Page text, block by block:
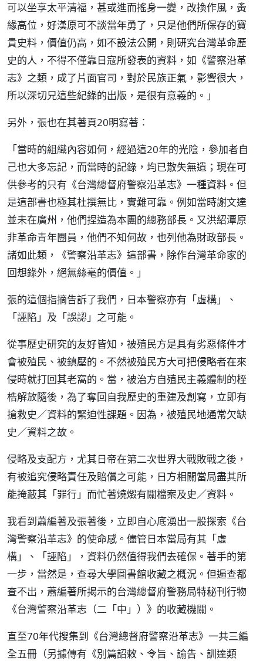
可以坐享太平清福，甚或進而搖身一變，改換作風，夤
緣高位，好漢原可不談當年勇了，只是他們所保存的寶
貴史料，價值仍高，如不設法公開，則研究台灣革命歷
史的人，不得不僅靠日寇所發表的資料，如《警察沿革
志》之類，成了片面官司，對於民族正氣，影響很大，
所以深切兄這些紀錄的出版，是很有意義的。」
另外，張也在其著頁20明寫著︰
「當時的組織內容如何，經過這20年的光陰，參加者自
己也大多忘記，而當時的記錄，均已散失無遺；現在可
供參考的只有《台灣總督府警察沿革志》一種資料。但
是這部書也極其杜撰無比，實難可靠。例如當時謝文達
並未在廣州，他們捏造為本團的總務部長。又洪紹潭原
非革命青年團員，他們不知何故，也列他為財政部長。
諸如此類，《警察沿革志》這部書，除作台灣革命家的
回想錄外，絕無絲毫的價值。」
張的這個指摘告訴了我們，日本警察亦有「虛構」、
「誣陷」及「誤認」之可能。
從事歷史研究的友好皆知，被殖民方是具有劣惡條件才
會被殖民、被鎮壓的。不然被殖民方大可把侵略者在來
侵時就打回其老窩的。當，被治方自殖民主義體制的桎
梏解放隨後，為了奪回自我歷史的重建及創寫，立即有
搶救史／資料的緊迫性課題。因為，被殖民地通常欠缺
史／資料之故。
侵略及支配方，尤其日帝在第二次世界大戰敗戰之後，
有被追究侵略責任及賠償之可能，日方相關當局盡其所
能掩蔽其「罪行」而忙著燒燬有關檔案及史／資料。
我看到蕭編著及張著後，立即自心底湧出一股探索《台
灣警察沿革志》的使命感。儘管日本當局有其「虛
構」、「誣陷」，資料仍然值得我們去確保。著手的第
一步，當然是，查尋大學圖書館收藏之概況。但遍查都
查不出，蕭編著所揭示的台灣總督府警務局特秘刊行物
《台灣警察沿革志（二「中」）》的收藏機關。
直至70年代搜集到《台灣總督府警察沿革志》一共三編
全五冊（另據傳有《別篇詔敕、令旨、諭告、訓達類